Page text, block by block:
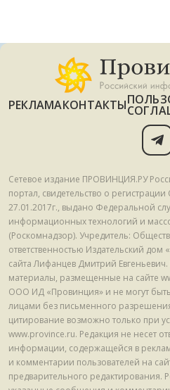
РЕКЛАМАКОНТАКТЫ
Сетевое издание ПРОВИНЦИЯ.РУ
портал, свидетельство о
27.01.2017г., выдано Федеральной
информационных технологий и
(Роскомнадзор). Учредитель:
ответственностью Издательский
сайта Лифанцев Дмитрий
материалы, размещенные на сайте
ООО ИД «Провинция» и не могут
лицами без письменного
цитирование возможно только при
www.province.ru. Редакция не несет
информации, содержащейся в
и комментарии пользователей на
предварительного редактирования.